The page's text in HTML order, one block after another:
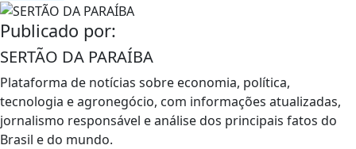
Publicado por:
SERTÃO DA PARAÍBA
Plataforma de notícias sobre economia, política,
tecnologia e agronegócio, com informações atualizadas,
jornalismo responsável e análise dos principais fatos do
Brasil e do mundo.